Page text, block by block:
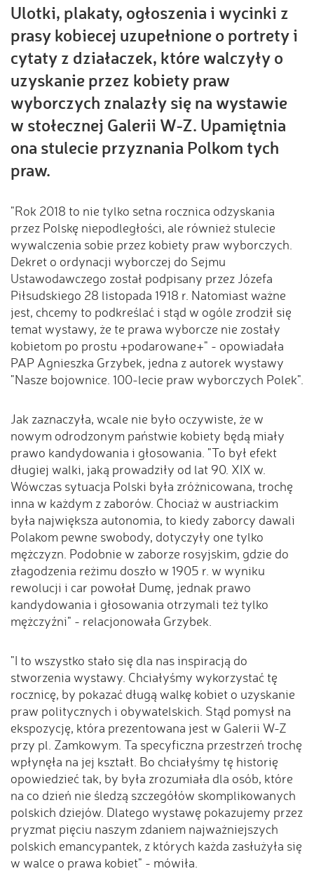
Ulotki, plakaty, ogłoszenia i wycinki z
prasy kobiecej uzupełnione o portrety i
cytaty z działaczek, które walczyły o
uzyskanie przez kobiety praw
wyborczych znalazły się na wystawie
w stołecznej Galerii W-Z. Upamiętnia
ona stulecie przyznania Polkom tych
praw.
"Rok 2018 to nie tylko setna rocznica odzyskania
przez Polskę niepodległości, ale również stulecie
wywalczenia sobie przez kobiety praw wyborczych.
Dekret o ordynacji wyborczej do Sejmu
Ustawodawczego został podpisany przez Józefa
Piłsudskiego 28 listopada 1918 r. Natomiast ważne
jest, chcemy to podkreślać i stąd w ogóle zrodził się
temat wystawy, że te prawa wyborcze nie zostały
kobietom po prostu +podarowane+" - opowiadała
PAP Agnieszka Grzybek, jedna z autorek wystawy
"Nasze bojownice. 100-lecie praw wyborczych Polek".
Jak zaznaczyła, wcale nie było oczywiste, że w
nowym odrodzonym państwie kobiety będą miały
prawo kandydowania i głosowania. "To był efekt
długiej walki, jaką prowadziły od lat 90. XIX w.
Wówczas sytuacja Polski była zróżnicowana, trochę
inna w każdym z zaborów. Chociaż w austriackim
była największa autonomia, to kiedy zaborcy dawali
Polakom pewne swobody, dotyczyły one tylko
mężczyzn. Podobnie w zaborze rosyjskim, gdzie do
złagodzenia reżimu doszło w 1905 r. w wyniku
rewolucji i car powołał Dumę, jednak prawo
kandydowania i głosowania otrzymali też tylko
mężczyźni" - relacjonowała Grzybek.
"I to wszystko stało się dla nas inspiracją do
stworzenia wystawy. Chciałyśmy wykorzystać tę
rocznicę, by pokazać długą walkę kobiet o uzyskanie
praw politycznych i obywatelskich. Stąd pomysł na
ekspozycję, która prezentowana jest w Galerii W-Z
przy pl. Zamkowym. Ta specyficzna przestrzeń trochę
wpłynęła na jej kształt. Bo chciałyśmy tę historię
opowiedzieć tak, by była zrozumiała dla osób, które
na co dzień nie śledzą szczegółów skomplikowanych
polskich dziejów. Dlatego wystawę pokazujemy przez
pryzmat pięciu naszym zdaniem najważniejszych
polskich emancypantek, z których każda zasłużyła się
w walce o prawa kobiet" - mówiła.